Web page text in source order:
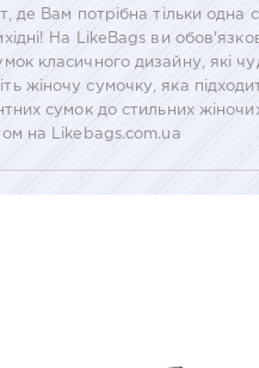
де Вам потрібна тільки
На LikeBags ви
класичного дизайну, які
жіночу сумочку, яка
сумок до стильних
на Likebags.com.ua